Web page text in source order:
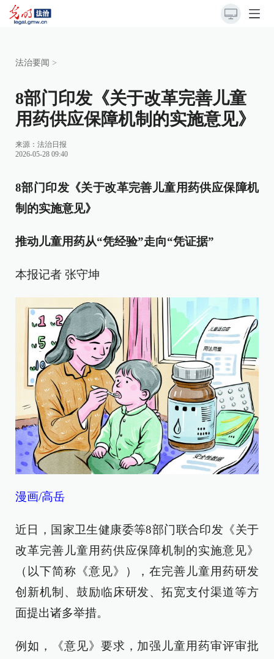
法治要闻 >
8部门印发《关于改革完善儿童
用药供应保障机制的实施意见》
来源： 法治日报
2026-05-28 09:40
8部门印发《关于改革完善儿童用药供应保障机
制的实施意见》
推动儿童用药从“凭经验”走向“凭证据”
本报记者 张守坤
漫画/高岳
近日，国家卫生健康委等8部门联合印发《关于
改革完善儿童用药供应保障机制的实施意见》
（以下简称《意见》），在完善儿童用药研发
创新机制、鼓励临床研发、拓宽支付渠道等方
面提出诸多举措。
例如，《意见》要求，加强儿童用药审评审批